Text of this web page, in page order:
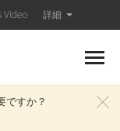
Video 詳細
ですか？